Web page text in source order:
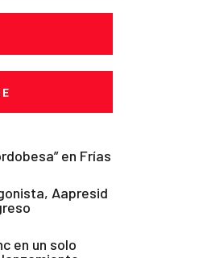
en Frías
Aapresid
en un solo